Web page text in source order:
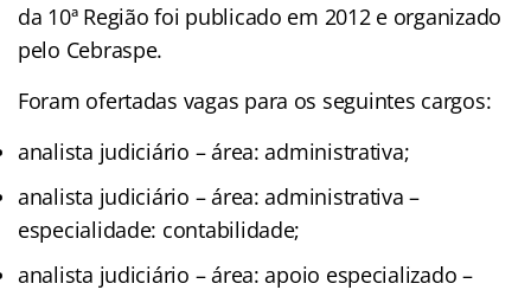
da 10ª Região foi publicado em 2012 e organizado
pelo Cebraspe.
Foram ofertadas vagas para os seguintes cargos:
analista judiciário – área: administrativa;
analista judiciário – área: administrativa –
especialidade: contabilidade;
analista judiciário – área: apoio especializado –